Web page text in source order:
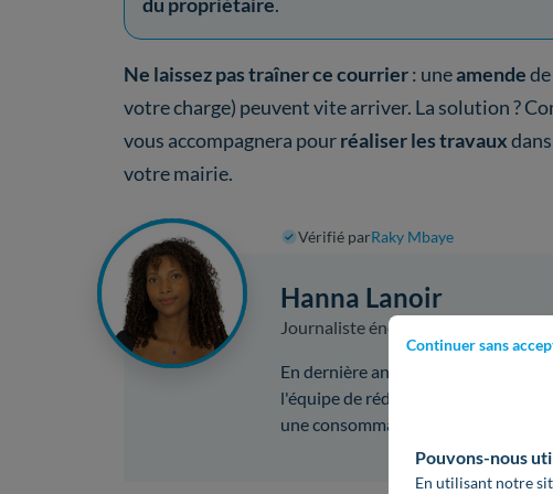
Continuer sans
Pouvons-nous
En utilisant notre
du propriétaire.
Ne laissez pas traîner ce courrier: uneamendede
votre charge) peuvent vite arriver. La solution ?
vous accompagnera pourréaliser les travaux
votre mairie.
Vérifié parRaky Mbaye
Hanna Lanoir
Journaliste énergie et rénovation
En dernière année de Master
l'équipe de rédaction en 2026.
une consommation d’énergie